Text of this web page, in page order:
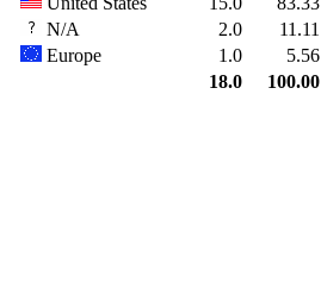
N/A
2.0
11.11
Europe
1.0
5.56
18.0
100.00